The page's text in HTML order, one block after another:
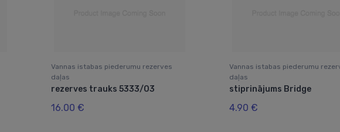
Vannas istabas piederumu rezerves
daļas
rezerves trauks 5333/03
16.00 €
Vannas istabas piederumu
daļas
stiprinājums Bridge
4.90 €